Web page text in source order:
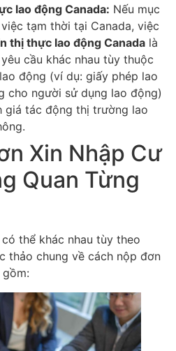
lao động Canada: Nếu mục
tạm thời tại Canada, việc
thị thực lao động Canada là
cầu khác nhau tùy thuộc
động (ví dụ: giấy phép lao
cho người sử dụng lao động)
giá tác động thị trường lao
Xin Nhập Cư
Quan Từng
thể khác nhau tùy theo
thảo chung về cách nộp đơn